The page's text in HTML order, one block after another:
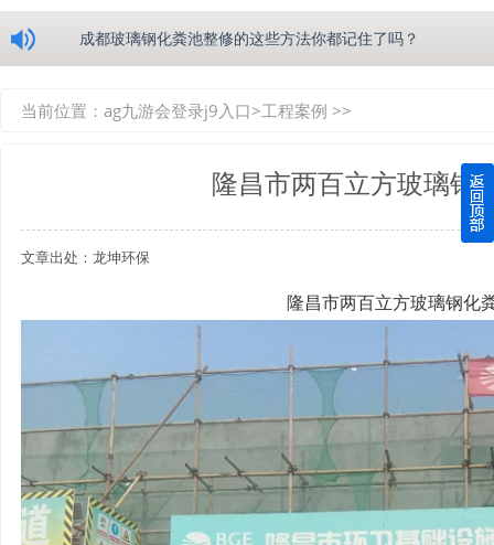
成都玻璃钢化粪池整修的这些方法你都记住了吗？
四川玻璃钢化粪池逐渐取代传统玻璃钢化粪池的这几点原因
关于重庆玻璃钢化粪池的这些基础知识你都记住了吗？
四川玻璃钢化粪池选购时应该如何进行挑选？
在安装绵阳玻璃钢化粪池时可能遇到这些难题
使用成都玻璃钢化粪池的七大好处你都记住了吗？
当前位置： ag九游会登录j9入口>工程案例 >>
隆昌市两百立方玻璃钢
文章出处：龙坤环保
隆昌市两百立方玻璃钢化